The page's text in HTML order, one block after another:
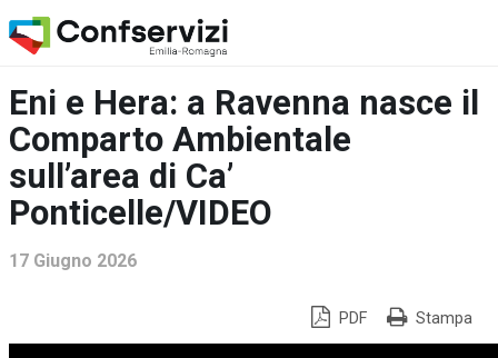
Eni e Hera: a Ravenna nasce il
Comparto Ambientale
sull’area di Ca’
Ponticelle/VIDEO
17 Giugno 2026
PDF Stampa